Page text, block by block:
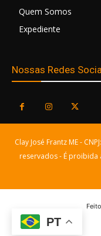
Quem Somos
Expediente
Nossas Redes
Clay José Frantz ME -
reservados - É
PT